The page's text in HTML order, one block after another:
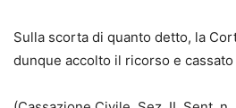
Sulla scorta di quanto detto, la
dunque accolto il ricorso e